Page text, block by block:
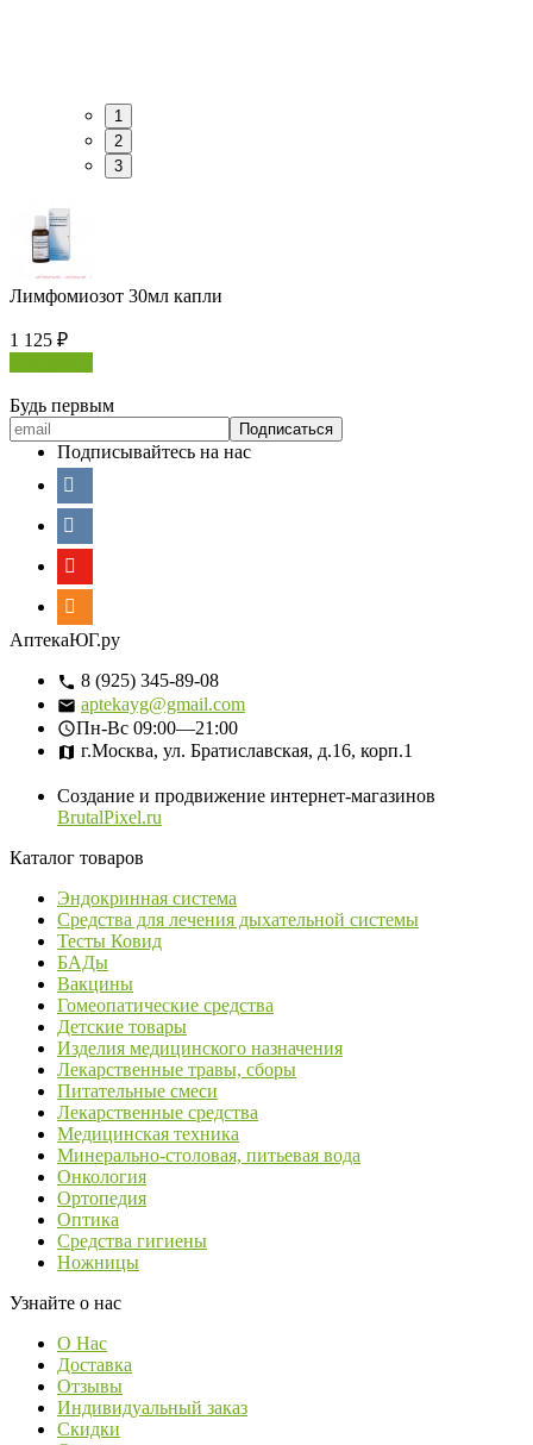
1
2
3
Лимфомиозот 30мл капли
1 125 ₽
Будь первым
Подписывайтесь на нас
АптекаЮГ.ру
8 (925) 345-89-08
aptekayg@gmail.com
Пн-Вс 09:00—21:00
г.Москва, ул. Братиславская, д.16, корп.1
Создание и продвижение интернет-магазинов
BrutalPixel.ru
Каталог товаров
Эндокринная система
Средства для лечения дыхательной системы
Тесты Ковид
БАДы
Вакцины
Гомеопатические средства
Детские товары
Изделия медицинского назначения
Лекарственные травы, сборы
Питательные смеси
Лекарственные средства
Медицинская техника
Минерально-столовая, питьевая вода
Онкология
Ортопедия
Оптика
Средства гигиены
Ножницы
Узнайте о нас
О Нас
Доставка
Отзывы
Индивидуальный заказ
Скидки